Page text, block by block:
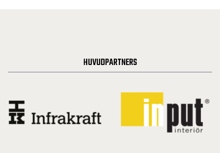
HUVUDPARTNERS